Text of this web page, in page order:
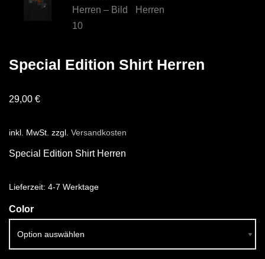
Special Edition Shirt Herren
29,00 €
inkl. MwSt. zzgl. Versandkosten
Special Edition Shirt Herren
Lieferzeit: 4-7 Werktage
Color